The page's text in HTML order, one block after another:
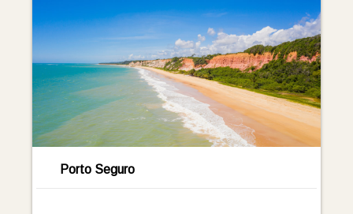
Porto Seguro